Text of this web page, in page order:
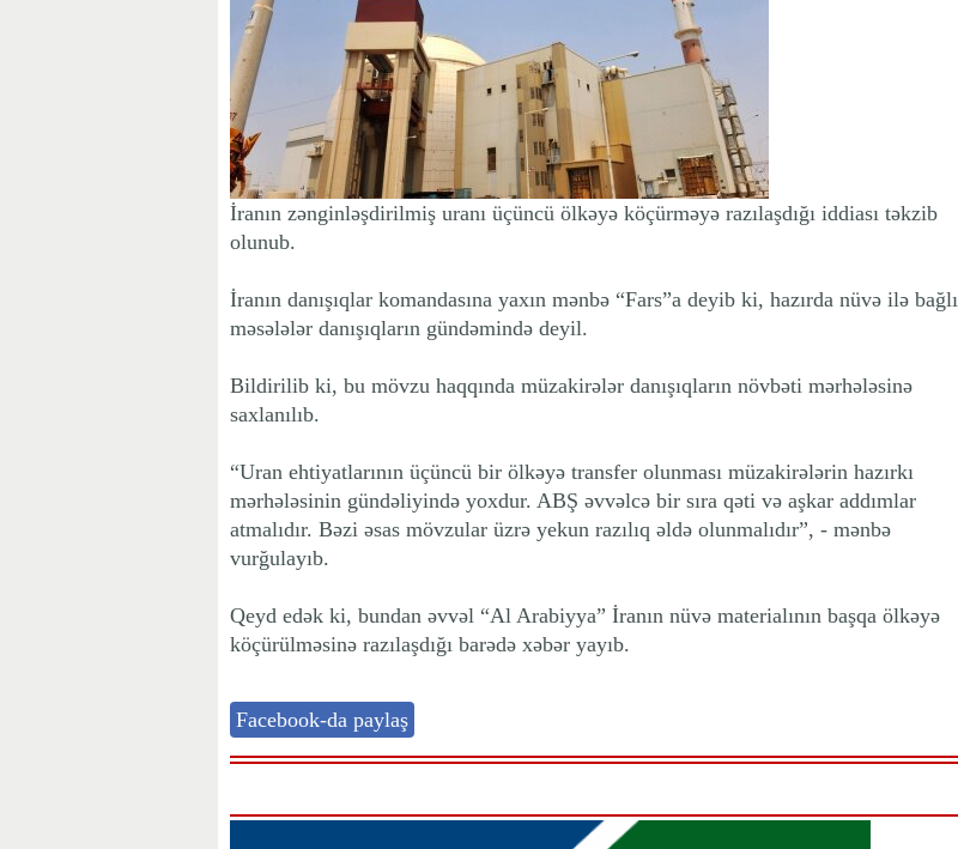
İranın zənginləşdirilmiş uranı üçüncü ölkəyə köçürməyə razılaşdığı iddiası təkzib
olunub.
İranın danışıqlar komandasına yaxın mənbə “Fars”a deyib ki, hazırda nüvə ilə bağlı
məsələlər danışıqların gündəmində deyil.
Bildirilib ki, bu mövzu haqqında müzakirələr danışıqların növbəti mərhələsinə
saxlanılıb.
“Uran ehtiyatlarının üçüncü bir ölkəyə transfer olunması müzakirələrin hazırkı
mərhələsinin gündəliyində yoxdur. ABŞ əvvəlcə bir sıra qəti və aşkar addımlar
atmalıdır. Bəzi əsas mövzular üzrə yekun razılıq əldə olunmalıdır”, - mənbə
vurğulayıb.
Qeyd edək ki, bundan əvvəl “Al Arabiyya” İranın nüvə materialının başqa ölkəyə
köçürülməsinə razılaşdığı barədə xəbər yayıb.
Facebook-da paylaş